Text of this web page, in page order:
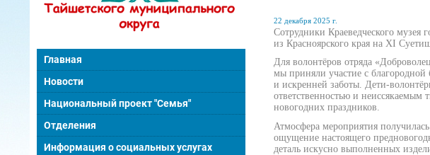
Главная
Новости
Национальный проект "Семья"
Отделения
Информация о социальных услугах
22 декабря 2025 г.
Сотрудники Краеведческого музея
из Красноярского края на XI
Для волонтёров отряда
мы приняли участие с благородной
и искренней заботы.
ответственностью и
новогодних праздников.
Атмосфера мероприятия
ощущение настоящего
деталь искусно выполненных